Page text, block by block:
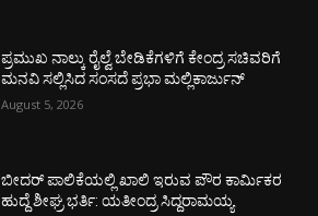
ಪ್ರಮುಖ ನಾಲ್ಕು ರೈಲ್ವೆ ಬೇಡಿಕೆಗಳಿಗೆ ಕೇಂದ್ರ ಸಚಿವರಿಗೆ
ಮನವಿ ಸಲ್ಲಿಸಿದ ಸಂಸದೆ ಪ್ರಭಾ ಮಲ್ಲಿಕಾರ್ಜುನ್
August 5, 2026
ಬೀದರ್ ಪಾಲಿಕೆಯಲ್ಲಿ ಖಾಲಿ ಇರುವ ಪೌರ ಕಾರ್ಮಿಕರ
ಹುದ್ದೆ ಶೀಘ್ರ ಭರ್ತಿ: ಯತೀಂದ್ರ ಸಿದ್ದರಾಮಯ್ಯ